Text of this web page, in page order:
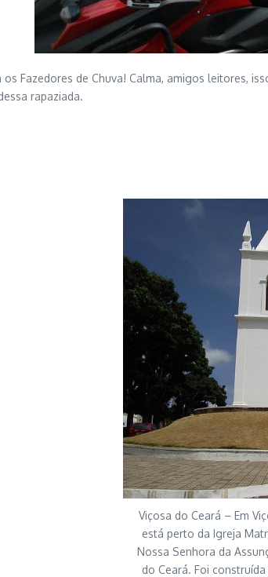
os Fazedores de Chuva! Calma, amigos leitores,
rapaziada.
Viçosa do Ceará – Em
está perto da Igreja
Nossa Senhora da
do Ceará. Foi